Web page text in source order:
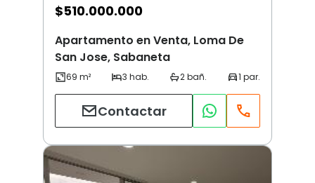
$510.000.000
Apartamento en Venta, Loma De
San Jose, Sabaneta
Contactar